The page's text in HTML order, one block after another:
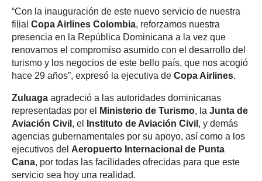
“Con la inauguración de este nuevo servicio de nuestra
filial Copa Airlines Colombia, reforzamos nuestra
presencia en la República Dominicana a la vez que
renovamos el compromiso asumido con el desarrollo del
turismo y los negocios de este bello país, que nos acogió
hace 29 años”, expresó la ejecutiva de Copa Airlines.
Zuluaga agradeció a las autoridades dominicanas
representadas por el
Ministerio de Turismo, la Junta de
Aviación Civil , el Instituto de Aviación Civil , y demás
agencias gubernamentales por su apoyo, así como a los
ejecutivos del Aeropuerto Internacional de Punta
Cana, por todas las facilidades ofrecidas para que este
servicio sea hoy una realidad.